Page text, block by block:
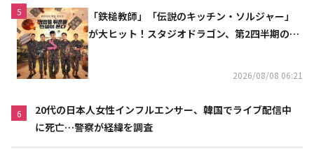
5
「鉄槌教師」「伝説のキッチン・ソルジャー」
が大ヒット！スタジオドラゴン、第2四半期の売
2026/08/08 06:21
6
20代の日本人女性インフルエンサー、韓国でライブ配信中
に死亡…警察が経緯を調査